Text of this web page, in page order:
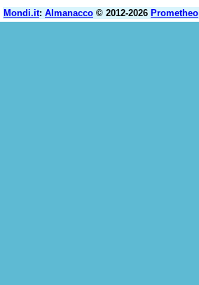
Mondi.it: Almanacco © 2012-2026 Prometheo